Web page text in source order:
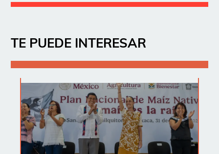
TE PUEDE INTERESAR